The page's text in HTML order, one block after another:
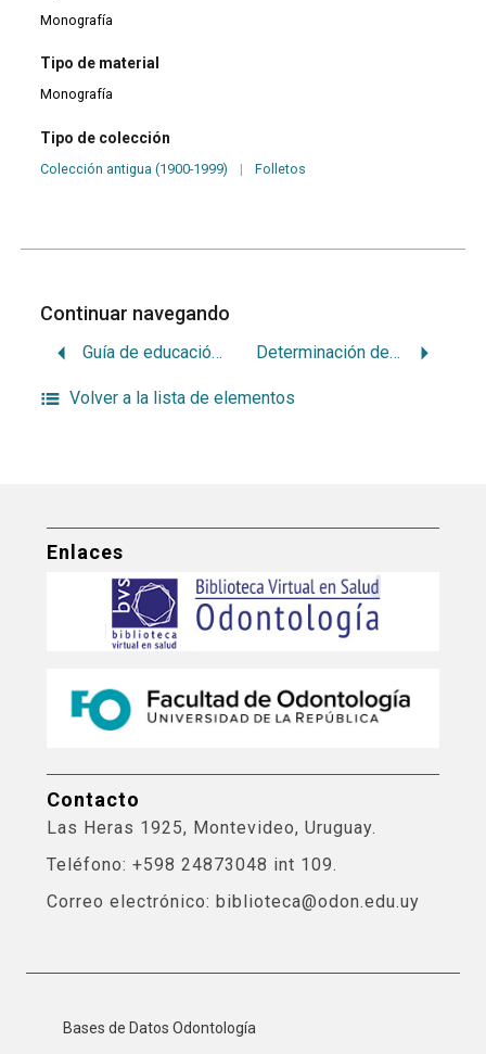
Monografía
Tipo de material
Monografía
Tipo de colección
Colección antigua (1900-1999) | Folletos
Continuar navegando
Guía de educación para la salud Determinación del plano de orientación y de la dimensión vertical. Técnica del mini-rodete
Volver a la lista de elementos
Enlaces
Contacto
Las Heras 1925, Montevideo, Uruguay.
Teléfono: +598 24873048 int 109.
Correo electrónico: biblioteca@odon.edu.uy
Bases de Datos Odontología